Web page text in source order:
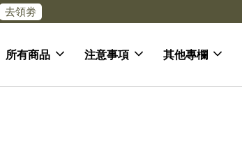
去領劵
所有商品 注意事項 其他專欄